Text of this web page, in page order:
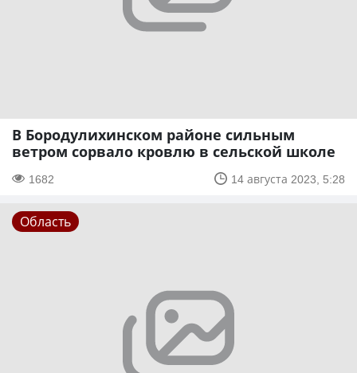
В Бородулихинском районе сильным
ветром сорвало кровлю в сельской школе
1682 14 августа 2023, 5:28
Область